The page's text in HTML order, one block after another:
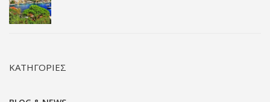
ΚΑΤΗΓΟΡΙΕΣ